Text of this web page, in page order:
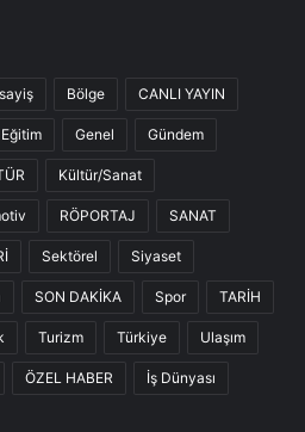
Bölge CANLI YAYIN
Eğitim Genel Gündem
Kültür/Sanat
RÖPORTAJ SANAT
Sektörel Siyaset
SON DAKİKA Spor TARİH
Turizm Türkiye Ulaşım
ÖZEL HABER İş Dünyası